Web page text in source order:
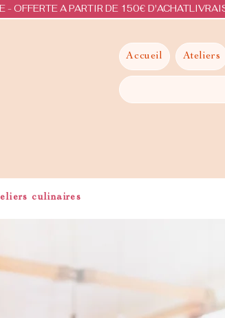
OFFERTE A PARTIR DE 150€ D'ACHAT
Accueil Ateliers
culinaires